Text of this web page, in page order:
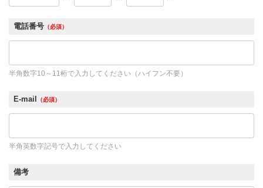
電話番号 （必須）
半角数字10～11桁で入力してください（ハイフン不要）
E-mail （必須）
半角英数字記号で入力してください
備考